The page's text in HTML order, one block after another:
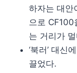
하자는 대안
으로
는 거리가
‘북러’ 대신
끌었다.